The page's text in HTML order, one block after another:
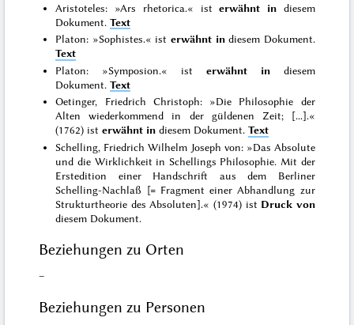
Aristoteles: »Ars rhetorica.« isterwähnt in diesem
Dokument.Text
Platon: »Sophistes.« ist erwähnt indiesem Dokument.
Text
Platon: »Symposion.« ist erwähnt indiesem
Dokument.Text
Oetinger, Friedrich Christoph: »Die Philosophie der
Alten wiederkommend in der güldenen Zeit; [...].«
(1762) isterwähnt in diesem Dokument.Text
Schelling, Friedrich Wilhelm Joseph von: »Das Absolute
und die Wirklichkeit in Schellings Philosophie. Mit der
Erstedition einer Handschrift aus dem Berliner
Schelling-Nachlaß [= Fragment einer Abhandlung zur
Strukturtheorie des Absoluten].« (1974) ist Druck von
diesem Dokument.
Beziehungen zu Orten
–
Beziehungen zu Personen